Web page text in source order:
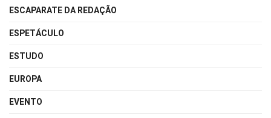
ESCAPARATE DA REDAÇÃO
ESPETÁCULO
ESTUDO
EUROPA
EVENTO